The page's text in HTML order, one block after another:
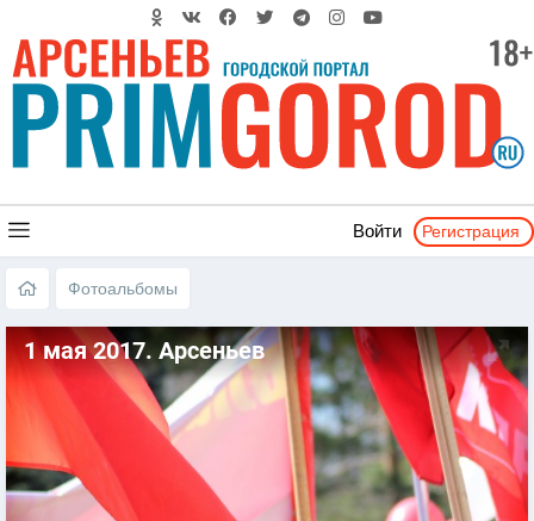
Войти Регистрация
Фотоальбомы
1 мая 2017. Арсеньев